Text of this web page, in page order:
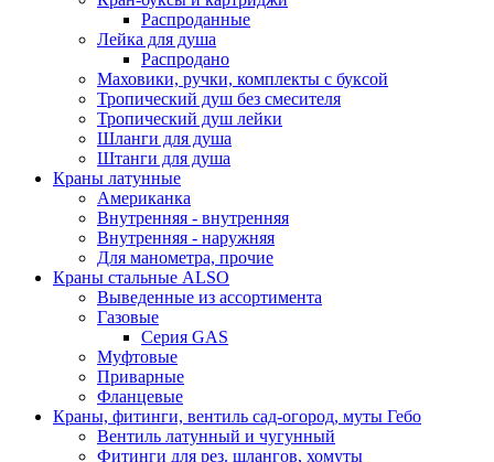
Распроданные
Лейка для душа
Распродано
Маховики, ручки, комплекты с буксой
Тропический душ без смесителя
Тропический душ лейки
Шланги для душа
Штанги для душа
Краны латунные
Американка
Внутренняя - внутренняя
Внутренняя - наружняя
Для манометра, прочие
Краны стальные ALSO
Выведенные из ассортимента
Газовые
Серия GAS
Муфтовые
Приварные
Фланцевые
Краны, фитинги, вентиль сад-огород, муты Гебо
Вентиль латунный и чугунный
Фитинги для рез. шлангов, хомуты